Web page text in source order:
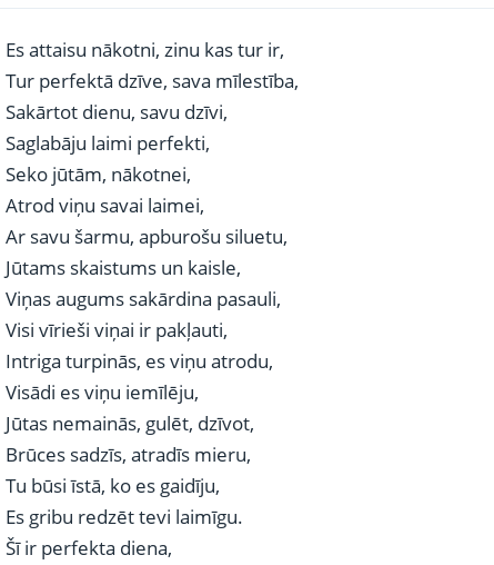
Es attaisu nākotni, zinu kas tur ir,
Tur perfektā dzīve, sava mīlestība,
Sakārtot dienu, savu dzīvi,
Saglabāju laimi perfekti,
Seko jūtām, nākotnei,
Atrod viņu savai laimei,
Ar savu šarmu, apburošu siluetu,
Jūtams skaistums un kaisle,
Viņas augums sakārdina pasauli,
Visi vīrieši viņai ir pakļauti,
Intriga turpinās, es viņu atrodu,
Visādi es viņu iemīlēju,
Jūtas nemainās, gulēt, dzīvot,
Brūces sadzīs, atradīs mieru,
Tu būsi īstā, ko es gaidīju,
Es gribu redzēt tevi laimīgu.
Šī ir perfekta diena,